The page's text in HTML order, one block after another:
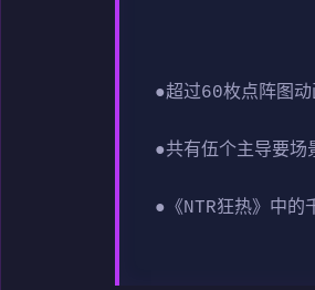
●超过60枚点阵图动
●共有伍个主导要场
●《NTR狂热》中的